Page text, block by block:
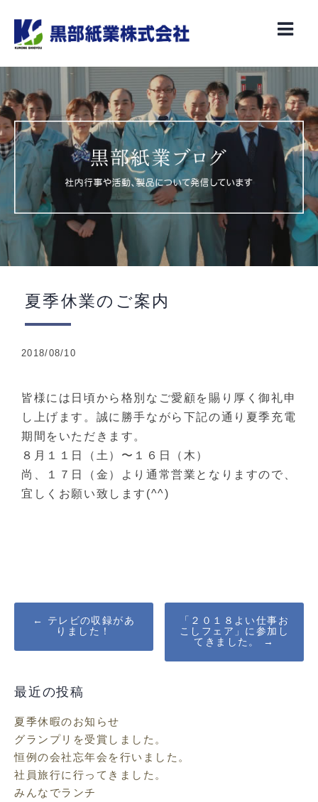
content
夏季休業のご案内
2018/08/10
皆様には日頃から格別なご愛顧を賜り厚く御礼申
し上げます。誠に勝手ながら下記の通り夏季充電
期間をいただきます。
８月１１日（土）〜１６日（木）
尚、１７日（金）より通常営業となりますので、
宜しくお願い致します(^^)
Post
navigation
←
テレビの収録があ
りました！
「２０１８よい仕事お
こしフェア」に参加し
てきました。
→
最近の投稿
夏季休暇のお知らせ
グランプリを受賞しました。
恒例の会社忘年会を行いました。
社員旅行に行ってきました。
みんなでランチ